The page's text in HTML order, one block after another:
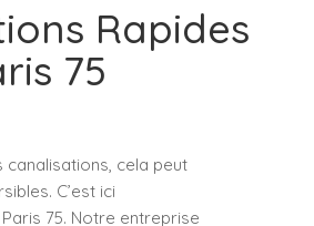
Rapides
75
cela peut
C’est ici
75. Notre entreprise